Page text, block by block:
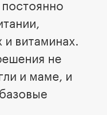
и витаминах.
не
и маме, и